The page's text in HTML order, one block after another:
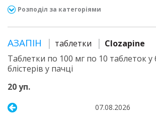
Розподіл за категоріями
АЗАПІН таблетки
Clozapine
Таблетки по 100 мг по 10 таблеток у
блістерів у пачці
20 уп.
07.08.2026